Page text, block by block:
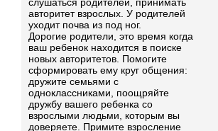
авторитет взрослых. У родителей
уходит почва из под ног.
Дорогие родители, это время когда
ваш ребенок находится в поиске
новых авторитетов. Помогите
сформировать ему круг общения:
дружите семьями с
одноклассниками, поощряйте
дружбу вашего ребенка со
взрослыми людьми, которым вы
доверяете. Примите взросление